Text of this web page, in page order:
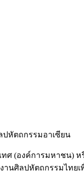
ปหัตถกรรมอาเซียน
ทศ (องค์การมหาชน
านศิลปหัตถกรรมไท